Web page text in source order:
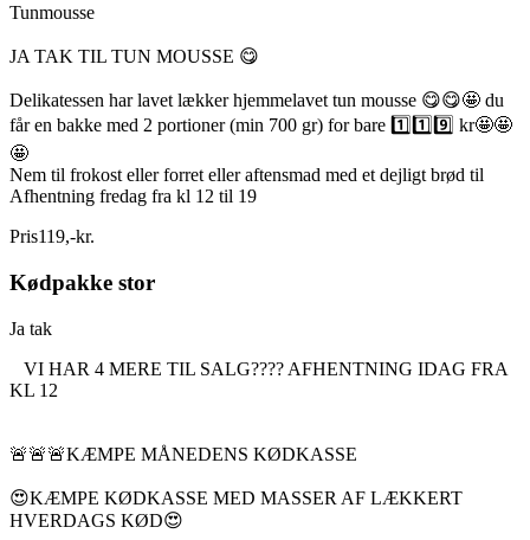
Tunmousse
JA TAK TIL TUN MOUSSE 😋
Delikatessen har lavet lækker hjemmelavet tun mousse 😋😋🤩 du
får en bakke med 2 portioner (min 700 gr) for bare 1️⃣1️⃣9️⃣ kr🤩🤩
🤩
Nem til frokost eller forret eller aftensmad med et dejligt brød til
Afhentning fredag fra kl 12 til 19
Pris119,-kr.
Kødpakke stor
Ja tak
VI HAR 4 MERE TIL SALG???? AFHENTNING IDAG FRA
KL 12
🚨🚨🚨KÆMPE MÅNEDENS KØDKASSE
😍KÆMPE KØDKASSE MED MASSER AF LÆKKERT
HVERDAGS KØD😍